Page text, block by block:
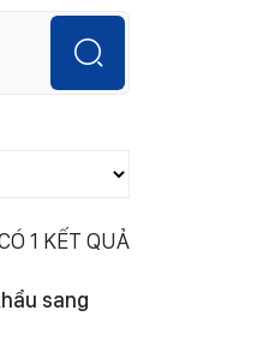
1 KẾT QUẢ
sang